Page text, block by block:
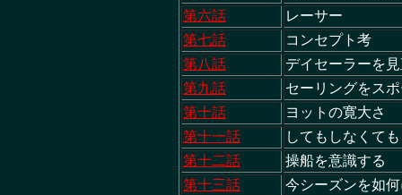
第六話
レーサー
第七話
コンセプト考
第八話
デイセーラーを
第九話
セーリングをス
第十話
ヨットの寛大さ
第十一話
してもしなくて
第十二話
操船を意識する
第十三話
今シーズンを如